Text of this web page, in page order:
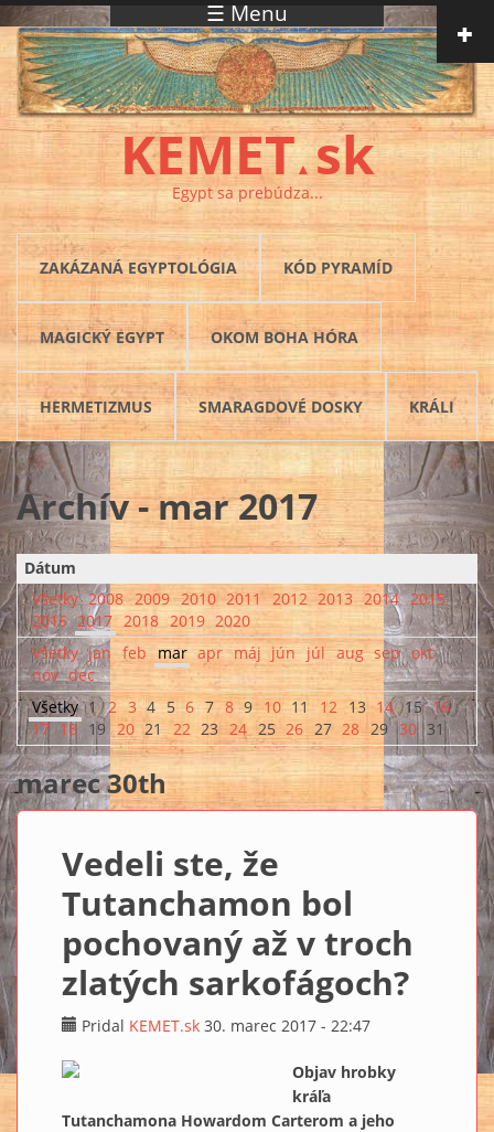
Skočiť na hlavný obsah ☰ Menu
KEMET▲ sk
Egypt sa prebúdza...
ZAKÁZANÁ EGYPTOLÓGIA KÓD PYRAMÍD
MAGICKÝ EGYPT OKOM BOHA HÓRA
HERMETIZMUS SMARAGDOVÉ DOSKY KRÁLI
Archív - mar 2017
Dátum
Všetky 2008 2009 2010 2011 2012 2013 2014 2015
2016 2017 2018 2019 2020
Všetky jan feb mar apr máj jún júl aug sep okt
nov dec
Všetky 1 2 3 4 5 6 7 8 9 10 11 12 13 14 15 16
17 18 19 20 21 22 23 24 25 26 27 28 29 30 31
marec 30th
Vedeli ste, že
Tutanchamon bol
pochovaný až v troch
zlatých sarkofágoch?
Pridal KEMET.sk 30. marec 2017 - 22:47
Objav hrobky
kráľa
Tutanchamona Howardom Carterom a jeho